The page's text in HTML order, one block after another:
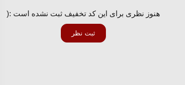
هنوز نظری برای این کد تخفیف ثبت نشده است :(
ثبت نظر